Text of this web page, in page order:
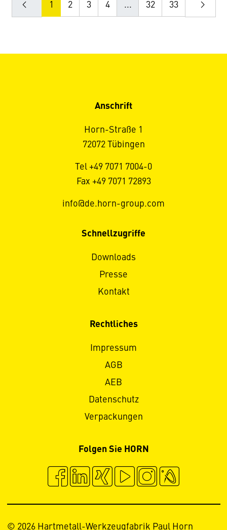
1 2 3 4 ... 32 33
Anschrift
Horn-Straße 1
72072 Tübingen
Tel +49 7071 7004-0
Fax +49 7071 72893
info@de.horn-group.com
Schnellzugriffe
Downloads
Presse
Kontakt
Rechtliches
Impressum
AGB
AEB
Datenschutz
Verpackungen
Folgen Sie HORN
© 2026 Hartmetall-Werkzeugfabrik Paul Horn